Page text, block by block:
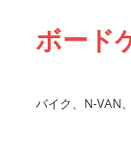
ボード
バイク、N-VAN